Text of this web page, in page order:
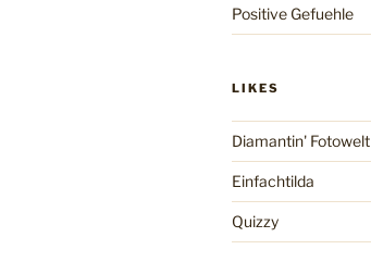
Positive Gefuehle
LIKES
Diamantin' Fotowelt
Einfachtilda
Quizzy